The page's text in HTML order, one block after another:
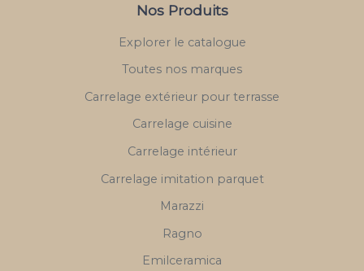
Nos Produits
Explorer le catalogue
Toutes nos marques
Carrelage extérieur pour terrasse
Carrelage cuisine
Carrelage intérieur
Carrelage imitation parquet
Marazzi
Ragno
Emilceramica